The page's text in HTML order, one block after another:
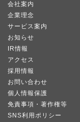
会社案内
企業理念
サービス案内
お知らせ
IR情報
アクセス
採用情報
お問い合わせ
個人情報保護
免責事項・著作権等
SNS利用ポリシー